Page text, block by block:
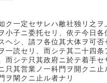
一定セサレハ敝社独リ之
小子ニ委托セリ、依テ今日
ヘシ、請フ各位其大体ヲ可否
読セリ、而シテ其二十四
而シテ只其政府ニ於テ着手
只其営業ノ一科門ヲ開クニ
闡クニ止ル者ナリ